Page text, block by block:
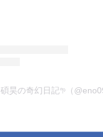
碩昊の奇幻日記𖧧（